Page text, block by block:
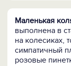
Маленькая
выполнена в
на колесиках,
симпатичный
розовые